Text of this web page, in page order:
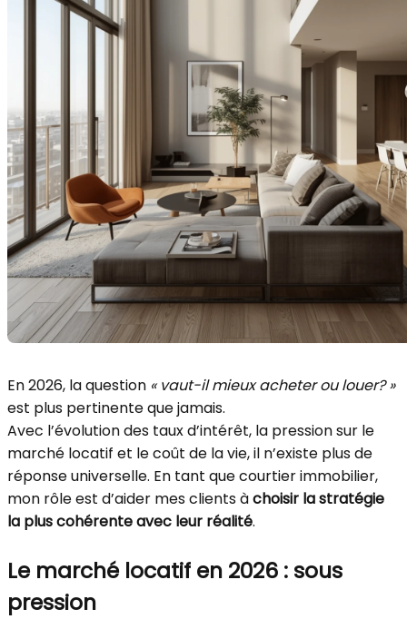
En 2026, la question « vaut-il mieux acheter ou louer? »
est plus pertinente que jamais.
Avec l’évolution des taux d’intérêt, la pression sur le
marché locatif et le coût de la vie, il n’existe plus de
réponse universelle. En tant que courtier immobilier,
mon rôle est d’aider mes clients àchoisir la stratégie
la plus cohérente avec leur réalité.
Le marché locatif en 2026 : sous
pression